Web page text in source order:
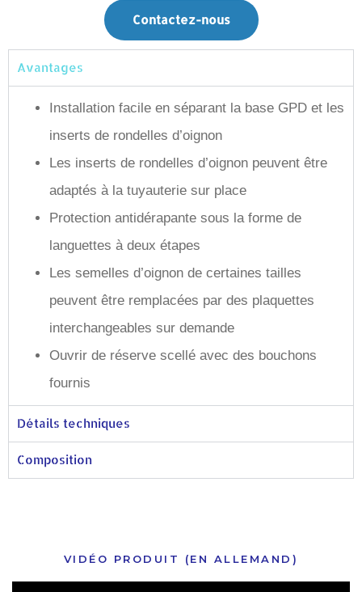
Contactez-nous
Avantages
Installation facile en séparant la base GPD et les
inserts de rondelles d’oignon
Les inserts de rondelles d’oignon peuvent être
adaptés à la tuyauterie sur place
Protection antidérapante sous la forme de
languettes à deux étapes
Les semelles d’oignon de certaines tailles
peuvent être remplacées par des plaquettes
interchangeables sur demande
Ouvrir de réserve scellé avec des bouchons
fournis
Détails techniques
Composition
VIDÉO PRODUIT (EN ALLEMAND)